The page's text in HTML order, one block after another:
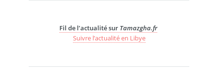
Fil de l’actualité sur Tamazgha.fr
Suivre l’actualité en Libye